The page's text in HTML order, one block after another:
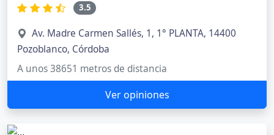
3.5
Av. Madre Carmen Sallés, 1, 1° PLANTA, 14400
Pozoblanco, Córdoba
A unos 38651 metros de distancia
Ver opiniones